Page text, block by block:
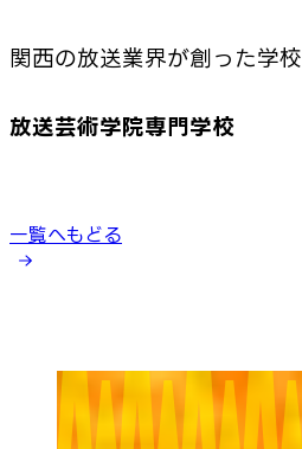
関西の放送業界が創った学校
放送芸術学院専門学校
一覧へもどる